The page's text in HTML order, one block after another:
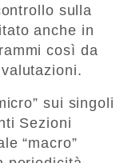
sulla
anche in
così da
sui singoli
Sezioni
“macro”